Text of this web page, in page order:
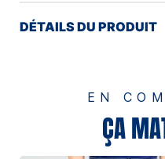
DÉTAILS DU PRODUIT
EN
ÇA